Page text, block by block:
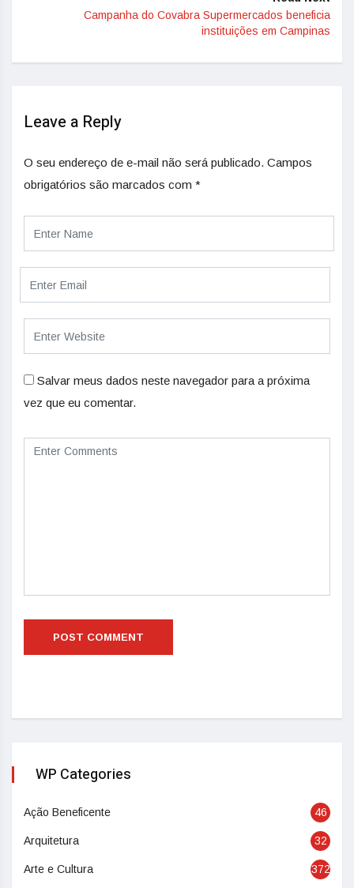
Campanha do Covabra Supermercados beneficia
instituições em Campinas
Leave a Reply
O seu endereço de e-mail não será publicado. Campos
obrigatórios são marcados com *
Salvar meus dados neste navegador para a próxima
vez que eu comentar.
WP Categories
Ação Beneficente 46
Arquitetura 32
Arte e Cultura 372